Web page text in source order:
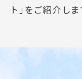
ト」をご紹介しま